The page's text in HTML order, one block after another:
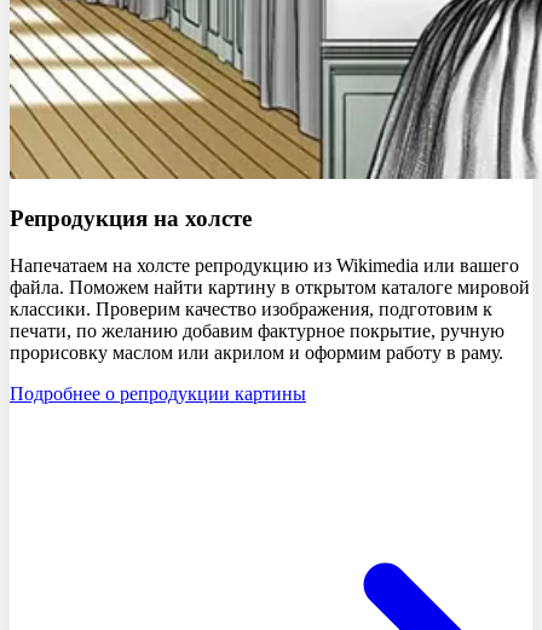
Репродукция на холсте
Напечатаем на холсте репродукцию из Wikimedia или вашего
файла. Поможем найти картину в открытом каталоге мировой
классики. Проверим качество изображения, подготовим к
печати, по желанию добавим фактурное покрытие, ручную
прорисовку маслом или акрилом и оформим работу в раму.
Подробнее о репродукции картины